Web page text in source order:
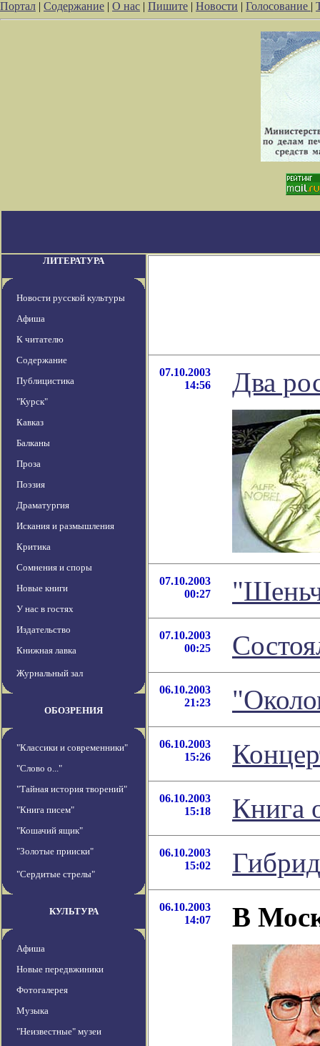
Портал | Содержание | О нас | Пишите | Новости | Голосование |
ЛИТЕРАТУРА
Новости русской культуры
Афиша
К читателю
Содержание
Публицистика
"Курск"
Кавказ
Балканы
Проза
Поэзия
Драматургия
Искания и размышления
Критика
Сомнения и споры
Новые книги
У нас в гостях
Издательство
Книжная лавка
Журнальный зал
ОБОЗРЕНИЯ
"Классики и современники"
"Слово о..."
"Тайная история творений"
"Книга писем"
"Кошачий ящик"
"Золотые прииски"
"Сердитые стрелы"
КУЛЬТУРА
Афиша
Новые передвжиники
Фотогалерея
Музыка
"Неизвестные" музеи
07.10.2003
14:56
Два
07.10.2003
00:27
07.10.2003
00:25
06.10.2003
21:23
06.10.2003
15:26
06.10.2003
15:18
Книга
06.10.2003
15:02
06.10.2003
14:07
В